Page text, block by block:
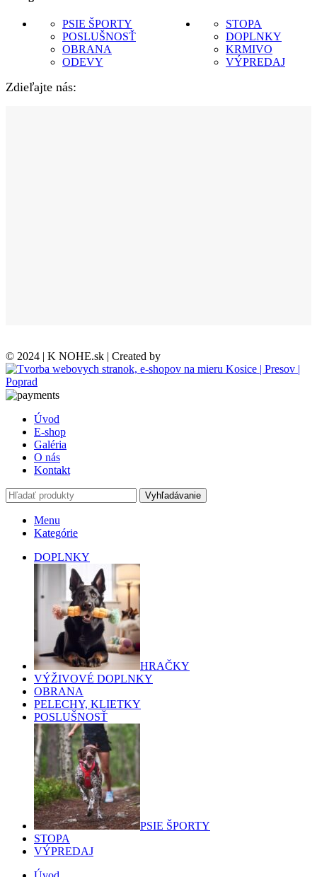
PSIE ŠPORTY
POSLUŠNOSŤ
OBRANA
ODEVY
STOPA
DOPLNKY
KRMIVO
VÝPREDAJ
Zdieľajte nás:
© 2024 | K NOHE.sk | Created by
Úvod
E-shop
Galéria
O nás
Kontakt
Vyhľadávanie
Menu
Kategórie
DOPLNKY
HRAČKY
VÝŽIVOVÉ DOPLNKY
OBRANA
PELECHY, KLIETKY
POSLUŠNOSŤ
PSIE ŠPORTY
STOPA
VÝPREDAJ